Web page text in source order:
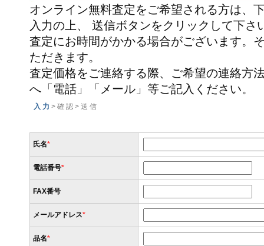
オンライン無料査定をご希望される方は、
入力の上、 送信ボタンをクリックして下さ
査定にお時間がかかる場合がございます。
ただきます。
査定価格をご連絡する際、ご希望の連絡方
へ「電話」「メール」等ご記入ください。
入 力 > 確 認 > 送 信
氏名*
電話番号*
FAX番号
メールアドレス*
品名*